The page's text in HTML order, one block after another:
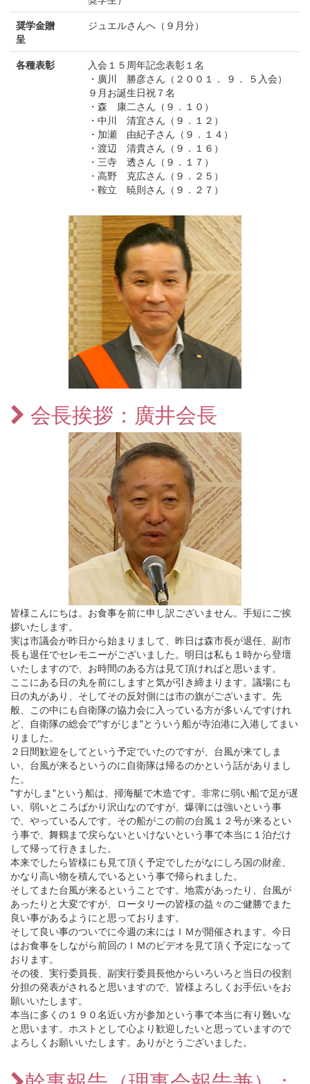
奨学金贈
呈
ジュエルさんへ（９月分）
各種表彰
入会１５周年記念表彰１名
・廣川 勝彦さん（２００１． ９． ５入会）
９月お誕生日祝７名
・森 康二さん（９．１０）
・中川 清宜さん（９．１２）
・加瀬 由紀子さん（９．１４）
・渡辺 清貴さん（９．１６）
・三寺 透さん（９．１７）
・高野 克広さん（９．２５）
・鞍立 暁則さん（９．２７）
会長挨拶：廣井会長
皆様こんにちは。お食事を前に申し訳ございません。手短にご挨
拶いたします。
実は市議会が昨日から始まりまして、昨日は森市長が退任、副市
長も退任でセレモニーがございました。明日は私も１時から登壇
いたしますので、お時間のある方は見て頂ければと思います。
ここにある日の丸を前にしますと気が引き締まります。議場にも
日の丸があり、そしてその反対側には市の旗がございます。先
般、この中にも自衛隊の協力会に入っている方が多いんですけれ
ど、自衛隊の総会で"すがじま"とういう船が寺泊港に入港してまい
りました。
２日間歓迎をしてという予定でいたのですが、台風が来てしま
い、台風が来るというのに自衛隊は帰るのかという話がありまし
た。
"すがしま"という船は、掃海艇で木造です。非常に弱い船で足が遅
い、弱いところばかり沢山なのですが、爆弾には強いという事
で、やっているんです。その船がこの前の台風１２号が来るとい
う事で、舞鶴まで戻らないといけないという事で本当に１泊だけ
して帰って行きました。
本来でしたら皆様にも見て頂く予定でしたがなにしろ国の財産、
かなり高い物を積んでいるという事で帰られました。
そしてまた台風が来るということです。地震があったり、台風が
あったりと大変ですが、ロータリーの皆様の益々のご健勝でまた
良い事があるようにと思っております。
そして良い事のついでに今週の末にはＩＭが開催されます。今日
はお食事をしながら前回のＩＭのビデオを見て頂く予定になって
おります。
その後、実行委員長、副実行委員長他からいろいろと当日の役割
分担の発表がされると思いますので、皆様よろしくお手伝いをお
願いいたします。
本当に多くの１９０名近い方が参加という事で本当に有り難いな
と思います。ホストとして心より歓迎したいと思っていますので
よろしくお願いいたします。ありがとうございました。